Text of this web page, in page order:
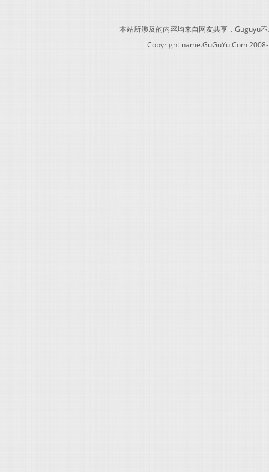
本站所涉及的内容均来自网友共享，Guguyu
Copyright name.GuGuYu.Com